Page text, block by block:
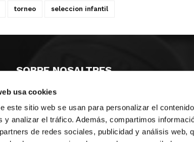
usa cookies
este sitio web se usan para personalizar el
y analizar el tráfico. Además, compartimos
de redes sociales, publicidad y análisis web,
torneo seleccion infantil
SOBRE NOSALTRES
CASTELLÓ
VALÈNCIA
MONESTIR DE POBLET 14 1ª 3º
ALACANT
CIUDAD DE MATANZAS 12
fbcv@fbcv.es